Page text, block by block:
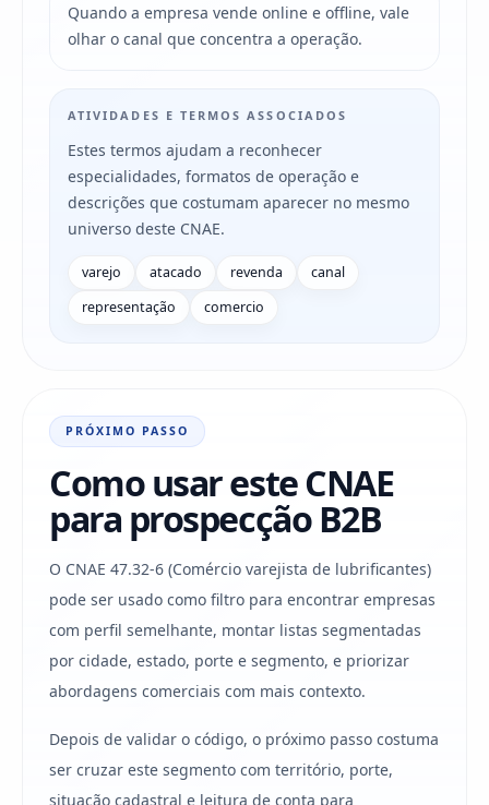
Quando a empresa vende online e offline, vale
olhar o canal que concentra a operação.
ATIVIDADES E TERMOS ASSOCIADOS
Estes termos ajudam a reconhecer
especialidades, formatos de operação e
descrições que costumam aparecer no mesmo
universo deste CNAE.
varejo atacado revenda
canal
representação
comercio
PRÓXIMO PASSO
Como usar este CNAE
para prospecção B2B
O CNAE 47.32-6 (Comércio varejista de lubrificantes)
pode ser usado como filtro para encontrar empresas
com perfil semelhante, montar listas segmentadas
por cidade, estado, porte e segmento, e priorizar
abordagens comerciais com mais contexto.
Depois de validar o código, o próximo passo costuma
ser cruzar este segmento com território, porte,
situação cadastral e leitura de conta para